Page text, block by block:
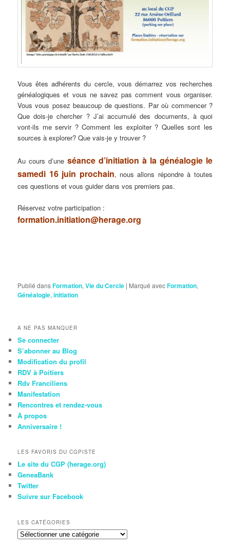
Vous êtes adhérents du cercle, vous démarrez vos recherches
généalogiques et vous ne savez pas comment vous organiser.
Vous vous posez beaucoup de questions. Par où commencer ?
Que dois-je chercher ? J’ai accumulé des documents, à quoi
vont-ils me servir ? Comment les exploiter ? Quelles sont les
sources à explorer? Que vais-je y trouver ?
Au cours d’uneséance d’initiation à la généalogie le
samedi 16 juin prochain, nous allons répondre à toutes
ces questions et vous guider dans vos premiers pas.
Réservez votre participation :
formation.initiation@herage.org
Publié dansFormation,Vie du Cercle | Marqué avecFormation,
Généalogie,initiation
A NE PAS MANQUER
Se connecter
S’abonner au Blog
Modification du profil
RDV à Poitiers
Rdv Franciliens
Manifestation
Rencontres et rendez-vous
À propos
Anniversaire !
LES FAVORIS DU CGPISTE
Le site du CGP (herage.org)
GeneaBank
Twitter
Suivre sur Facebook
LES CATÉGORIES
Les